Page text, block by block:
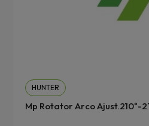
HUNTER
Mp Rotator Arco Ajust.210º-